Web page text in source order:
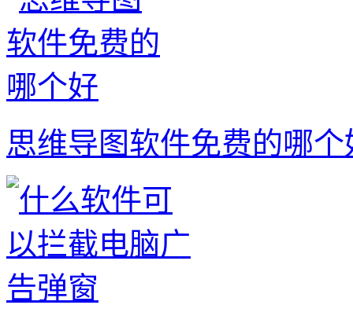
思维导图软件免费的哪个